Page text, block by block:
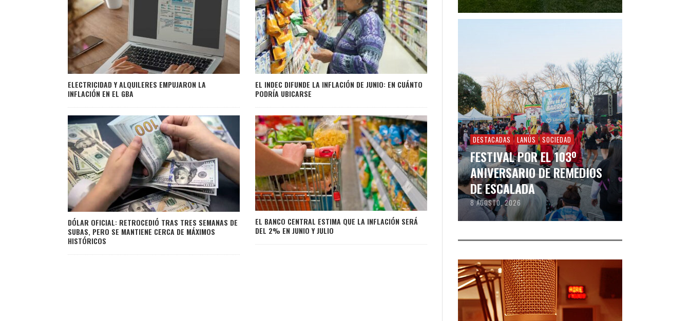
ELECTRICIDAD Y ALQUILERES EMPUJARON LA
INFLACIÓN EN EL GBA
EL INDEC DIFUNDE LA INFLACIÓN DE JUNIO: EN CUÁNTO
PODRÍA UBICARSE
DÓLAR OFICIAL: RETROCEDIÓ TRAS TRES SEMANAS DE
SUBAS, PERO SE MANTIENE CERCA DE MÁXIMOS
HISTÓRICOS
EL BANCO CENTRAL ESTIMA QUE LA INFLACIÓN SERÁ
DEL 2% EN JUNIO Y JULIO
DESTACADAS LANÚS SOCIEDAD
FESTIVAL POR EL 103º
ANIVERSARIO DE REMEDIOS
DE ESCALADA
8 AGOSTO, 2026